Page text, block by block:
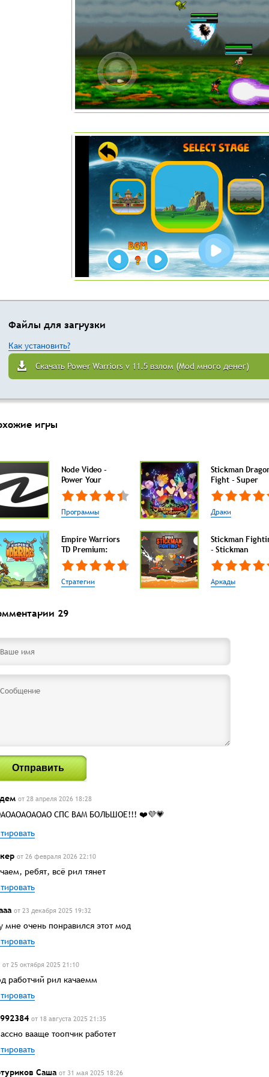
Файлы для загрузки
Как установить?
Скачать Power Warriors v 11.5 взлом (Mod много денег)
игры
Node Video -
Power Your
Программы
Stickman
Fight - Super
Драки
Empire Warriors
TD Premium:
Стратегии
Stickman
- Stickman
Аркады
29
Отправить
от 28 апреля 2026 18:28
СПС ВАМ БОЛЬШОЕ!!! ❤️💜💗
от 26 февраля 2026 22:10
ребят, всё рил тянет
от 23 декабря 2025 19:32
мне очень понравился этот мод
от 25 октября 2025 21:10
работчий рил качаемм
от 18 августа 2025 21:35
вааще тоопчик работет
Саша от 31 мая 2025 18:26